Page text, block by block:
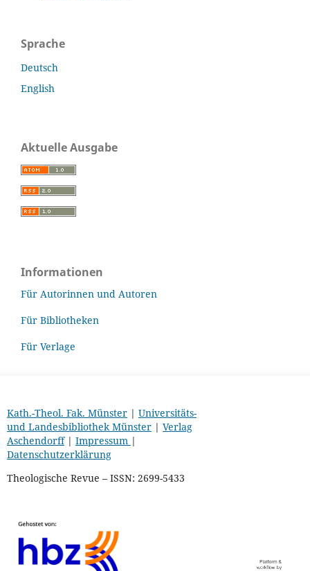
Sprache
Deutsch
English
Aktuelle Ausgabe
Informationen
Für Autorinnen und Autoren
Für Bibliotheken
Für Verlage
Kath.-Theol. Fak. Münster| Universitäts-
und Landesbibliothek Münster| Verlag
Aschendorff| Impressum |
Datenschutzerklärung
Theologische Revue – ISSN: 2699-5433